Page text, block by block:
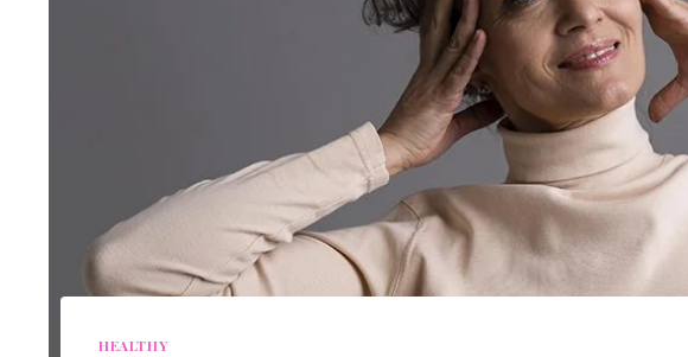
HEALTHY